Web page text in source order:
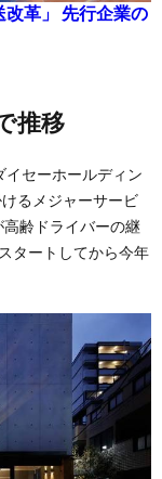
革」 先行企業の
推移
セーホールディン
るメジャーサービ
齢ドライバーの継
タートしてから今年